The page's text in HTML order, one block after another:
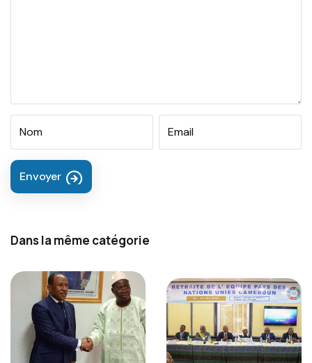
Envoyer
Dans la même catégorie